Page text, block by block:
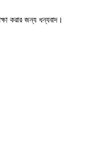
করার জন্য ধন্যবাদ।